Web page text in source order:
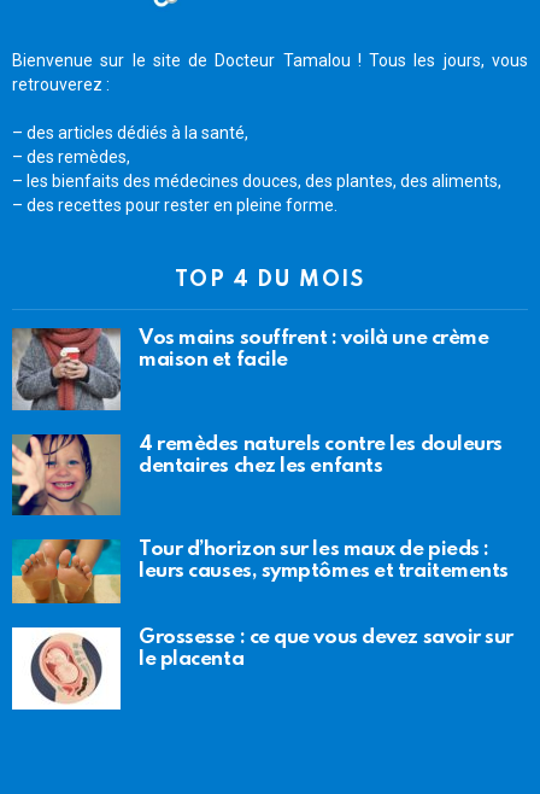
Bienvenue sur le site de Docteur Tamalou ! Tous les jours, vous
retrouverez :
– des articles dédiés à la santé,
– des remèdes,
– les bienfaits des médecines douces, des plantes, des aliments,
– des recettes pour rester en pleine forme.
TOP 4 DU MOIS
Vos mains souffrent : voilà une crème
maison et facile
4 remèdes naturels contre les douleurs
dentaires chez les enfants
Tour d’horizon sur les maux de pieds :
leurs causes, symptômes et traitements
Grossesse : ce que vous devez savoir sur
le placenta